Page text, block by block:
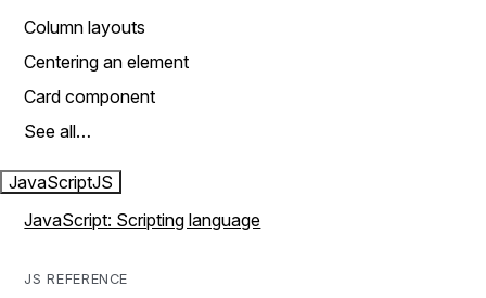
Column layouts
Centering an element
Card component
See all…
JavaScriptJS
JavaScript: Scripting language
JS REFERENCE